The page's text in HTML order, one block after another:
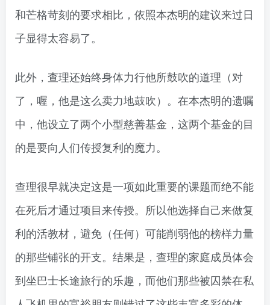
和芒格苛刻的要求相比，依照本杰明的建议来过日
子显得太容易了。
此外，查理还始终身体力行他所鼓吹的道理（对
了，喔，他是这么卖力地鼓吹）。在本杰明的遗嘱
中，他设立了两个小型慈善基金，这两个基金的目
的是要向人们传授复利的魔力。
查理很早就决定这是一项如此重要的课题而绝不能
在死后才通过项目来传授。所以他选择自己来做复
利的活教材，避免（任何）可能削弱他的榜样力量
的那些铺张的开支。结果是，查理的家庭成员体会
到坐巴士长途旅行的乐趣，而他们那些被囚禁在私